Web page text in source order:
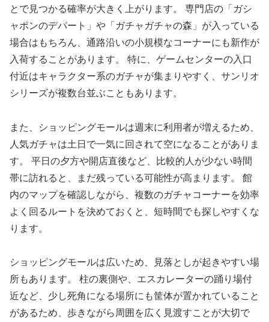
とで見つかる確率が大きく上がります。 専門店の「ガシ
ャポンのデパート」や「ガチャガチャの森」が入っている
場合はもちろん、通路沿いの小規模なコーナーにも新作が
入荷することがあります。 特に、ゲームセンターの入口
付近はキャラクター系のガチャが集まりやすく、サンリオ
シリーズが複数台並ぶこともあります。
また、ショッピングモールは週末に利用者が増えるため、
人気ガチャは土日で一気に回されて空になることがありま
す。 平日の夕方や開店直後など、比較的人が少ない時間
帯に訪れると、まだ残っている可能性が高まります。 館
内のマップを確認しながら、複数のガチャコーナーを効率
よく回るルートを決めておくと、短時間でも探しやすくな
ります。
ショッピングモールは広いため、見落としが起きやすい場
所もあります。 柱の裏側や、エスカレーターの踊り場付
近など、少し死角になる場所にも筐体が置かれていること
があるため、歩きながら周囲を広く見渡すことが大切で